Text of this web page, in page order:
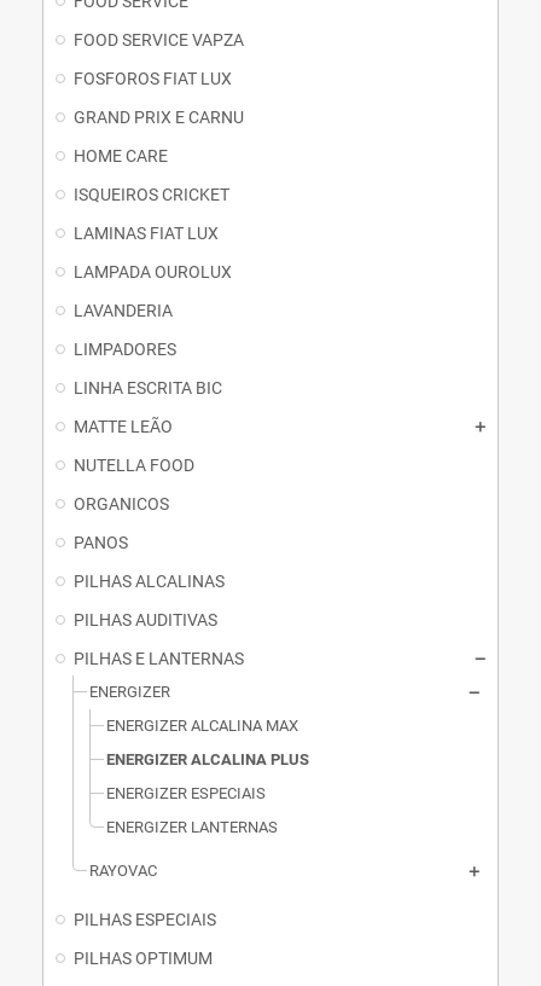
FOOD SERVICE VAPZA
FOSFOROS FIAT LUX
GRAND PRIX E CARNU
HOME CARE
ISQUEIROS CRICKET
LAMINAS FIAT LUX
LAMPADA OUROLUX
LAVANDERIA
LIMPADORES
LINHA ESCRITA BIC
MATTE LEÃO
NUTELLA FOOD
ORGANICOS
PANOS
PILHAS ALCALINAS
PILHAS AUDITIVAS
PILHAS E LANTERNAS
ENERGIZER
ENERGIZER ALCALINA MAX
ENERGIZER ALCALINA PLUS
ENERGIZER ESPECIAIS
ENERGIZER LANTERNAS
RAYOVAC
PILHAS ESPECIAIS
PILHAS OPTIMUM